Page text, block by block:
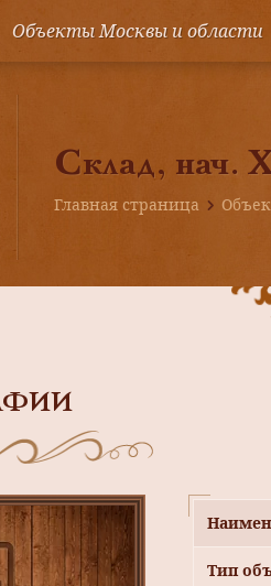
Объекты Москвы и области
Склад, нач.
Главная страница
Тип